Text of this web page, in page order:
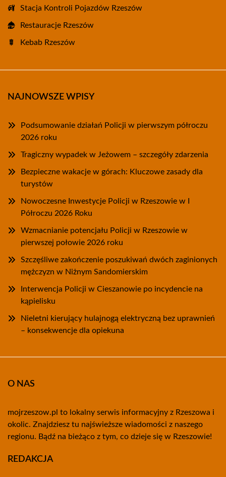
Stacja Kontroli Pojazdów Rzeszów
Restauracje Rzeszów
Kebab Rzeszów
NAJNOWSZE WPISY
Podsumowanie działań Policji w pierwszym półroczu
2026 roku
Tragiczny wypadek w Jeżowem – szczegóły zdarzenia
Bezpieczne wakacje w górach: Kluczowe zasady dla
turystów
Nowoczesne Inwestycje Policji w Rzeszowie w I
Półroczu 2026 Roku
Wzmacnianie potencjału Policji w Rzeszowie w
pierwszej połowie 2026 roku
Szczęśliwe zakończenie poszukiwań dwóch zaginionych
mężczyzn w Niżnym Sandomierskim
Interwencja Policji w Cieszanowie po incydencie na
kąpielisku
Nieletni kierujący hulajnogą elektryczną bez uprawnień
– konsekwencje dla opiekuna
O NAS
mojrzeszow.pl to lokalny serwis informacyjny z Rzeszowa i
okolic. Znajdziesz tu najświeższe wiadomości z naszego
regionu. Bądź na bieżąco z tym, co dzieje się w Rzeszowie!
REDAKCJA